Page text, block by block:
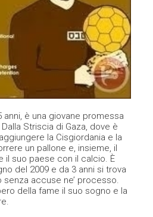
anni, è una giovane promessa
Striscia di Gaza, dove è
la Cisgiordania e la
un pallone e, insieme, il
il suo paese con il calcio. È
del 2009 e da 3 anni si trova
senza accuse ne’ processo.
della fame il suo sogno e la